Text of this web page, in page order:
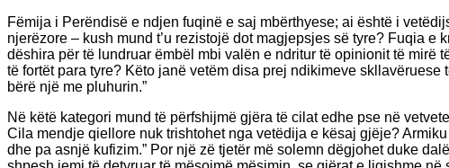
Fëmija i Perëndisë e ndjen fuqinë e saj mbërthyese; ai është i
njerëzore – kush mund t’u rezistojë dot magjepsjes së tyre? Fuqia
dëshira për të lundruar ëmbël mbi valën e ndritur të opinionit të mirë
të fortët para tyre? Këto janë vetëm disa prej ndikimeve
bërë një me pluhurin.”
Në këtë kategori mund të përfshijmë gjëra të cilat edhe pse në
Cila mendje qiellore nuk trishtohet nga vetëdija e kësaj gjëje?
dhe pa asnjë kufizim.” Por një zë tjetër më solemn dëgjohet duke